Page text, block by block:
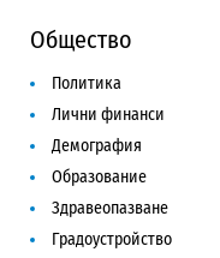
Общество
Политика
Лични финанси
Демография
Образование
Здравеопазване
Градоустройство